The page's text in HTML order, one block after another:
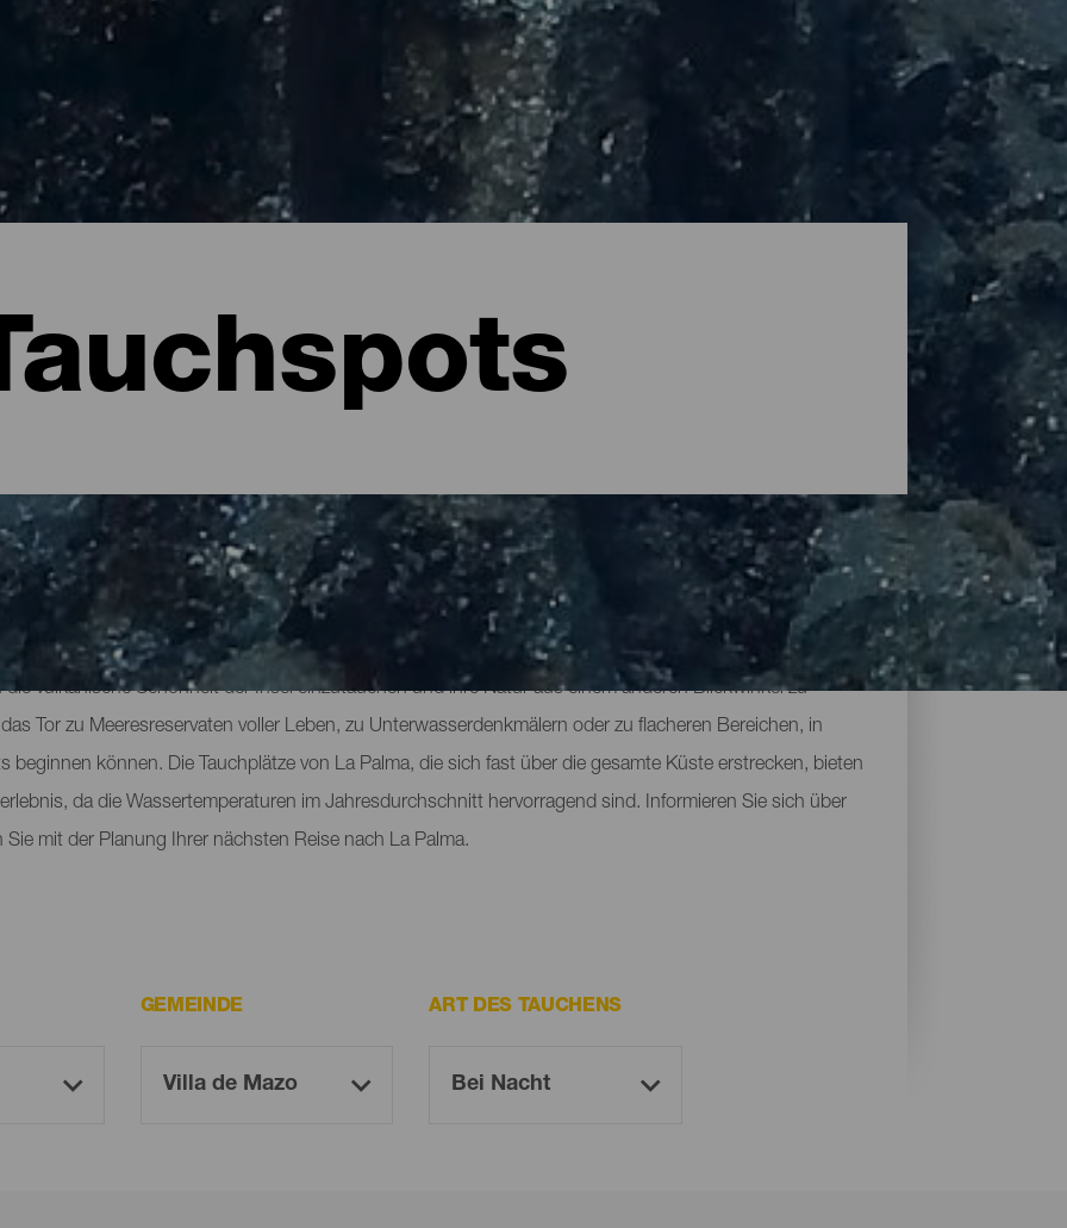
La Palma
vulkanische Schönheit der Insel einzutauchen und ihre Natur aus einem anderen Blickwinkel zu
Tor zu Meeresreservaten voller Leben, zu Unterwasserdenkmälern oder zu flacheren Bereichen, in
beginnen können. Die Tauchplätze von La Palma, die sich fast über die gesamte Küste erstrecken, bieten
da die Wassertemperaturen im Jahresdurchschnitt hervorragend sind. Informieren Sie sich über
mit der Planung Ihrer nächsten Reise nach La Palma.
GEMEINDE ART DES TAUCHENS